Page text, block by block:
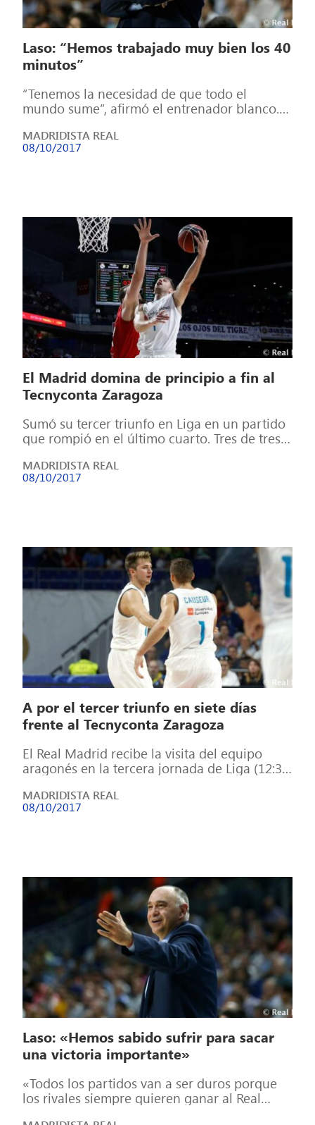
Laso: “Hemos trabajado muy bien los 40
minutos”
“Tenemos la necesidad de que todo el
mundo sume”, afirmó el entrenador blanco.
MADRIDISTA REAL
08/10/2017
El Madrid domina de principio a fin al
Tecnyconta Zaragoza
Sumó su tercer triunfo en Liga en un partido
que rompió en el último cuarto. Tres de tres,
MADRIDISTA REAL
08/10/2017
A por el tercer triunfo en siete días
frente al Tecnyconta Zaragoza
El Real Madrid recibe la visita del equipo
aragonés en la tercera jornada de Liga (12:30
MADRIDISTA REAL
08/10/2017
Laso: «Hemos sabido sufrir para sacar
una victoria importante»
«Todos los partidos van a ser duros porque
los rivales siempre quieren ganar al Real